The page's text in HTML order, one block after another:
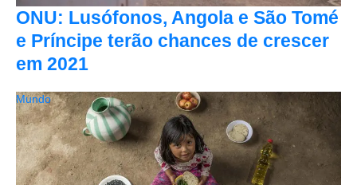
ONU: Lusófonos, Angola e São Tomé
e Príncipe terão chances de crescer
em 2021
Mundo